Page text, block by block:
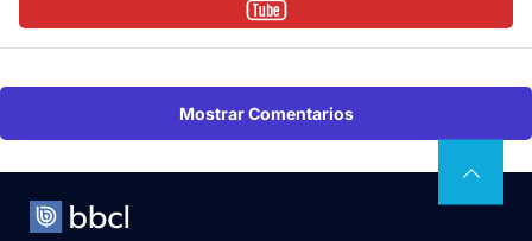
Mostrar Comentarios